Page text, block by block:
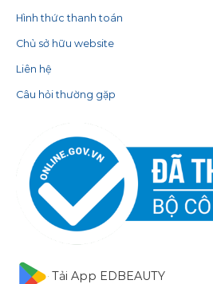
Hình thức thanh toán
Chủ sở hữu website
Liên hệ
Câu hỏi thường gặp
Tải App EDBEAUTY